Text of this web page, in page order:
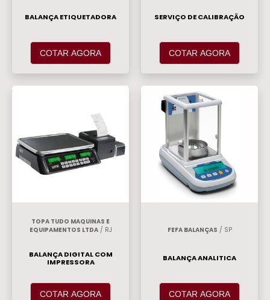
BALANÇA ETIQUETADORA
COTAR AGORA
SERVIÇO DE CALIBRAÇÃO
COTAR AGORA
TOPA TUDO MAQUINAS E
EQUIPAMENTOS LTDA/ RJ
BALANÇA DIGITAL COM
IMPRESSORA
COTAR AGORA
FEFA BALANÇAS / SP
BALANÇA ANALITICA
COTAR AGORA